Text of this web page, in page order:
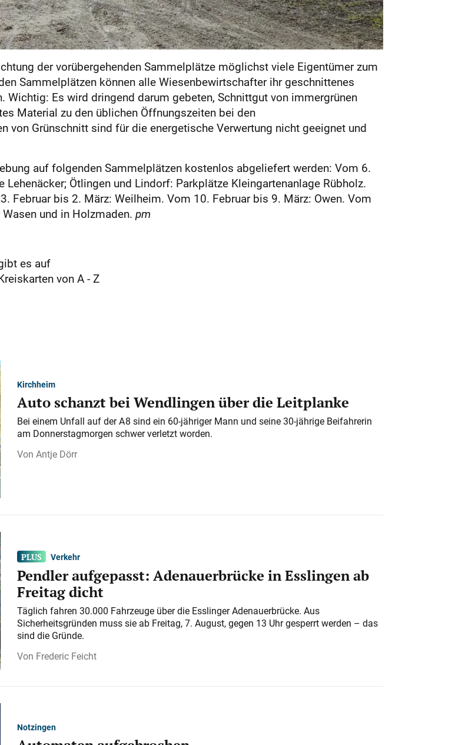
der vorübergehenden Sammelplätze möglichst viele Eigentümer zum
Sammelplätzen können alle Wiesenbewirtschafter ihr geschnittenes
Es wird dringend darum gebeten, Schnittgut von immergrünen
Material zu den üblichen Öffnungszeiten bei den
von Grünschnitt sind für die energetische Verwertung nicht geeignet und
auf folgenden Sammelplätzen kostenlos abgeliefert werden: Vom 6.
Ötlingen und Lindorf: Parkplätze Kleingartenanlage Rübholz.
Februar bis 2. März: Weilheim. Vom 10. Februar bis 9. März: Owen. Vom
und in Holzmaden. pm
es auf
von A - Z
Kirchheim
Auto schanzt bei Wendlingen über die Leitplanke
Bei einem Unfall auf der A 8 sind ein 60-jähriger Mann und seine 30-jährige Beifahrerin
am Donnerstagmorgen schwer verletzt worden.
Antje Dörr
Verkehr
Pendler aufgepasst: Adenauerbrücke in Esslingen ab
Freitag dicht
Täglich fahren 30.000 Fahrzeuge über die Esslinger Adenauerbrücke. Aus
Sicherheitsgründen muss sie ab Freitag, 7. August, gegen 13 Uhr gesperrt werden – das
sind die Gründe.
Frederic Feicht
Notzingen